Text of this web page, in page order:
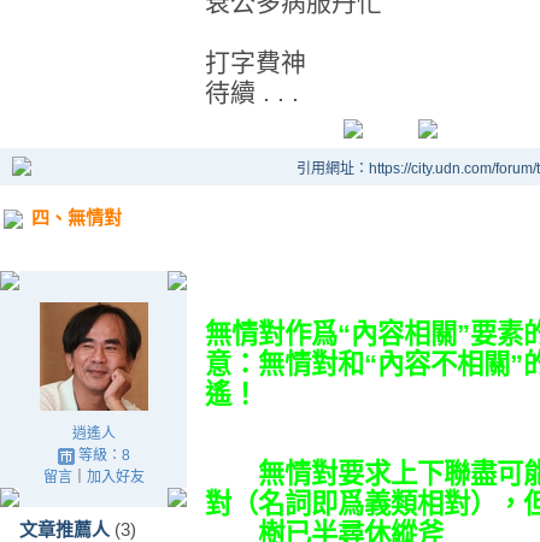
打字費神
待續 . . .
引用網址：https://city.udn.com/
四、無情對
逍遙人
等級：8
留言｜ 加入好友
文章推薦人 (3)
無情對作爲“內容相關”要素
意：無情對和“內容不相關”
遙！
無情對要求上下聯盡可
對（名詞即爲義類相對），
樹已半尋休縱斧